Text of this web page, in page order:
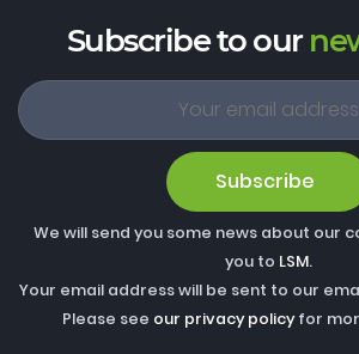
Subscribe to our
Subscribe
We will send you some news about our
you to LSM.
Your email address will be sent to our
Please see our privacy policyfor